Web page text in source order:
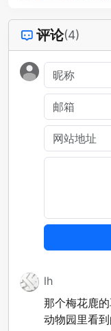
评论(4)
lh
那个梅花鹿
动物园里看